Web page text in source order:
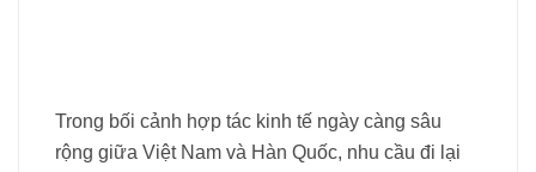
Trong bối cảnh hợp tác kinh tế ngày càng sâu
rộng giữa Việt Nam và Hàn Quốc, nhu cầu đi lại